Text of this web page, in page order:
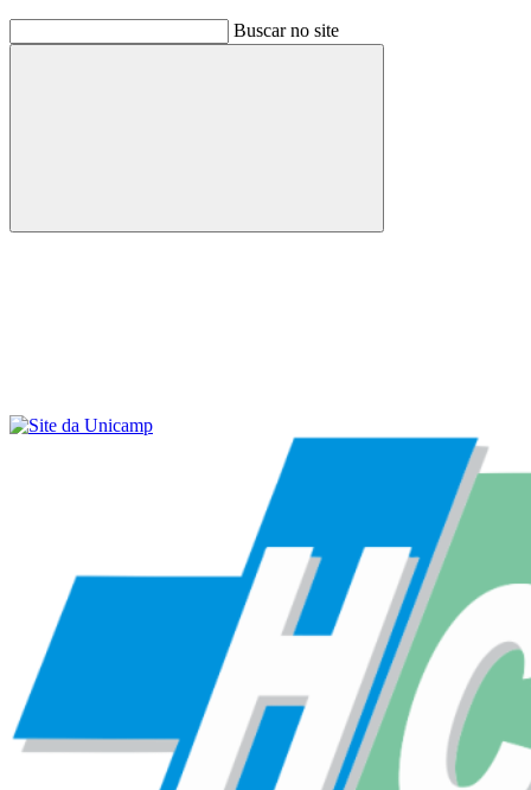
Buscar no site
Buscar